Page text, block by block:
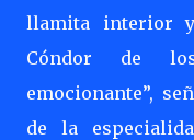
llamita interior
Cóndor de
emocionante”,
de la